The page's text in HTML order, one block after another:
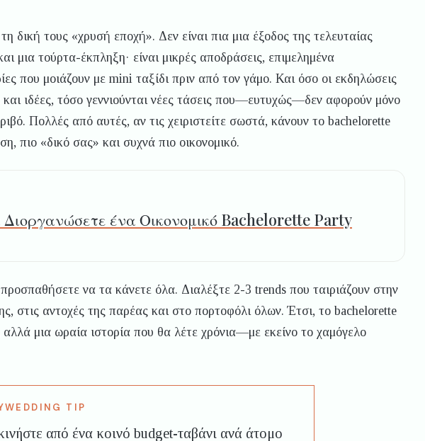
δική τους «χρυσή εποχή». Δεν είναι πια μια έξοδος της τελευταίας
μια τούρτα-έκπληξη· είναι μικρές αποδράσεις, επιμελημένα
που μοιάζουν με mini ταξίδι πριν από τον γάμο. Και όσο οι εκδηλώσεις
ιδέες, τόσο γεννιούνται νέες τάσεις που—ευτυχώς—δεν αφορούν μόνο
Πολλές από αυτές, αν τις χειριστείτε σωστά, κάνουν το bachelorette
πιο «δικό σας» και συχνά πιο οικονομικό.
ένα Οικονομικό Bachelorette Party
να τα κάνετε όλα. Διαλέξτε 2-3 trends που ταιριάζουν στην
στις αντοχές της παρέας και στο πορτοφόλι όλων. Έτσι, το bachelorette
αλλά μια ωραία ιστορία που θα λέτε χρόνια—με εκείνο το χαμόγελο
από ένα κοινό budget-ταβάνι ανά άτομο